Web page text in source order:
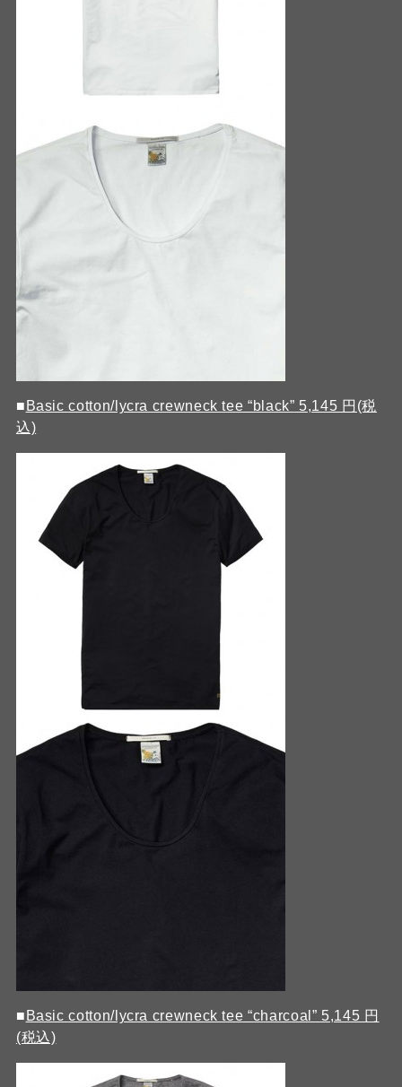
■ Basic cotton/lycra crewneck tee “black” 5,145 円(税
込)
■ Basic cotton/lycra crewneck tee “charcoal” 5,145 円
(税込)